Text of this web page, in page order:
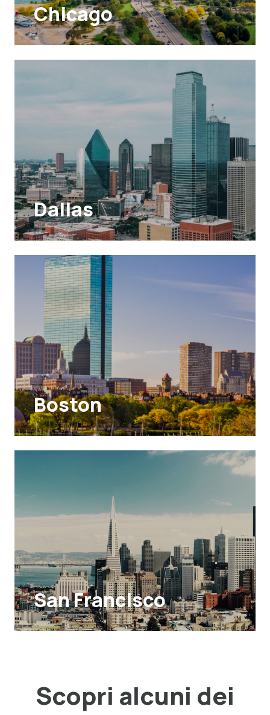
Chicago
Dallas
Boston
San Francisco
Scopri alcuni dei